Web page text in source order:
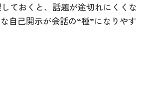
ておくと、話題が途切れにくくな
自己開示が会話の“種”になりやす